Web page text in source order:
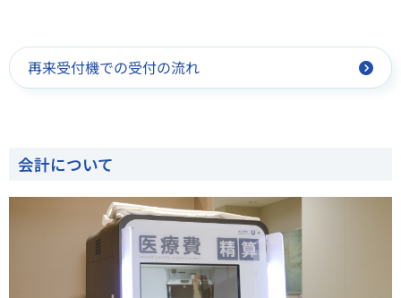
再来受付機での受付の流れ
会計について